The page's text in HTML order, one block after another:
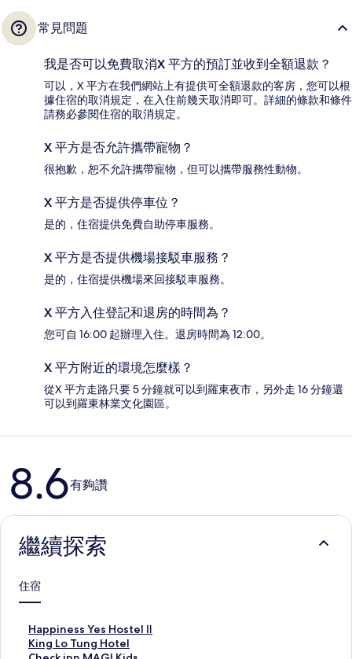
常見問題
我是否可以免費取消X 平方的預訂並收到全額退款？
可以，X 平方在我們網站上有提供可全額退款的客房，您可以根
據住宿的取消規定，在入住前幾天取消即可。詳細的條款和條件
請務必參閱住宿的取消規定。
X 平方是否允許攜帶寵物？
很抱歉，恕不允許攜帶寵物，但可以攜帶服務性動物。
X 平方是否提供停車位？
是的，住宿提供免費自助停車服務。
X 平方是否提供機場接駁車服務？
是的，住宿提供機場來回接駁車服務。
X 平方入住登記和退房的時間為？
您可自 16:00 起辦理入住。退房時間為 12:00。
X 平方附近的環境怎麼樣？
從X 平方走路只要 5 分鐘就可以到羅東夜市，另外走 16 分鐘還
可以到羅東林業文化園區。
評
論
8.6有夠讚
繼續探索
住宿
Happiness Yes Hostel Ⅱ
H
a
King Lo Tung Hotel
K